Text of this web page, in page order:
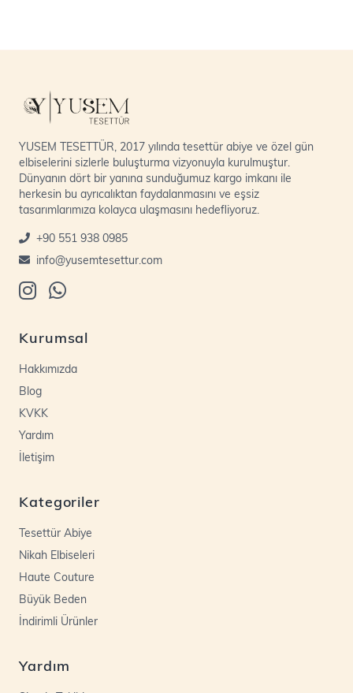
YUSEM TESETTÜR, 2017 yılında tesettür abiye ve özel gün
elbiselerini sizlerle buluşturma vizyonuyla kurulmuştur.
Dünyanın dört bir yanına sunduğumuz kargo imkanı ile
herkesin bu ayrıcalıktan faydalanmasını ve eşsiz
tasarımlarımıza kolayca ulaşmasını hedefliyoruz.
+90 551 938 0985
info@yusemtesettur.com
Kurumsal
Hakkımızda
Blog
KVKK
Yardım
İletişim
Kategoriler
Tesettür Abiye
Nikah Elbiseleri
Haute Couture
Büyük Beden
İndirimli Ürünler
Yardım